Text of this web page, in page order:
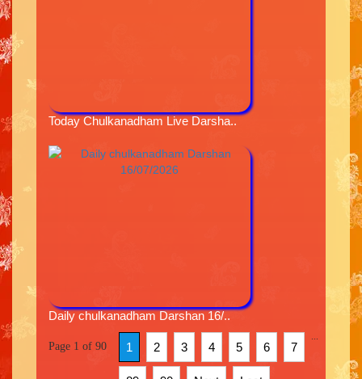
Today Chulkanadham Live Darsha..
Daily chulkanadham Darshan 16/..
Page 1 of 90 1 2 3 4 5 6 7